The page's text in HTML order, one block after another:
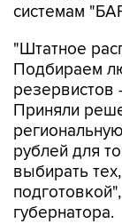
системам
"Штатное
Подбираем
резервистов
Приняли
рублей для
выбирать
губернатора.